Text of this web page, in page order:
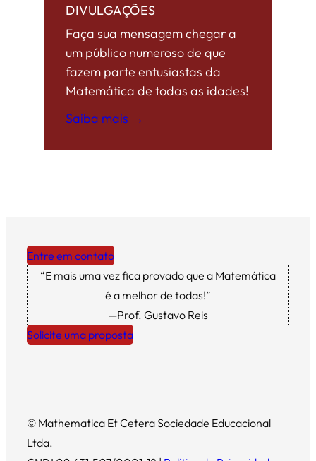
DIVULGAÇÕES
Faça sua mensagem chegar a
um público numeroso de que
fazem parte entusiastas da
Matemática de todas as idades!
Saiba mais →
Entre em contato
“E mais uma vez fica provado que a Matemática
é a melhor de todas!”
—Prof. Gustavo Reis
Solicite uma proposta
© Mathematica Et Cetera Sociedade Educacional
Ltda.